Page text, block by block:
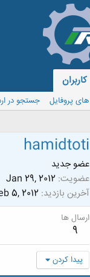
کاربران
پروفایل
جستجو در
hamidtoti
عضو جدید
عضویت Jan 29, 2012
آخرین بازدید 5, 2012
ارسال ها
9
پیدا کردن